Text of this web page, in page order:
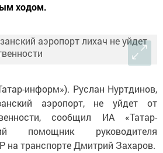
ходом.
информ»). Руслан Нуртдинов,
аэропорт, не уйдет от
сообщил ИА «Татар-
помощник руководителя
на транспорте Дмитрий Захаров.